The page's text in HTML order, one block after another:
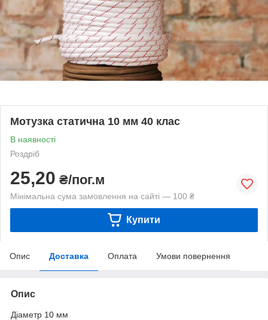
Мотузка статична 10 мм 40 клас
В наявності
Роздріб
25,20 ₴/пог.м
Мінімальна сума замовлення на сайті — 100 ₴
Купити
Опис Доставка Оплата Умови повернення
Опис
Діаметр 10 мм